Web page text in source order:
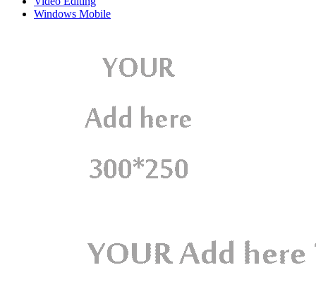
Windows Mobile